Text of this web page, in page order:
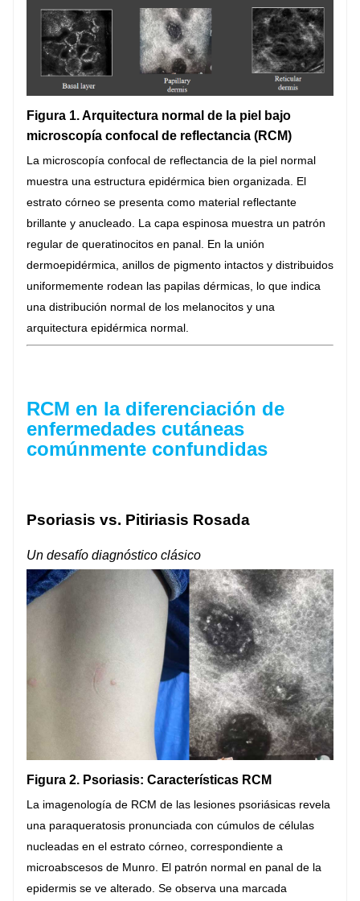
Figura 1. Arquitectura normal de la piel bajo
microscopía confocal de reflectancia (RCM)
La microscopía confocal de reflectancia de la piel normal
muestra una estructura epidérmica bien organizada. El
estrato córneo se presenta como material reflectante
brillante y anucleado. La capa espinosa muestra un patrón
regular de queratinocitos en panal. En la unión
dermoepidérmica, anillos de pigmento intactos y distribuidos
uniformemente rodean las papilas dérmicas, lo que indica
una distribución normal de los melanocitos y una
arquitectura epidérmica normal.
RCM en la diferenciación de
enfermedades cutáneas
comúnmente confundidas
Psoriasis vs. Pitiriasis Rosada
Un desafío diagnóstico clásico
Figura 2. Psoriasis: Características RCM
La imagenología de RCM de las lesiones psoriásicas revela
una paraqueratosis pronunciada con cúmulos de células
nucleadas en el estrato córneo, correspondiente a
microabscesos de Munro. El patrón normal en panal de la
epidermis se ve alterado. Se observa una marcada